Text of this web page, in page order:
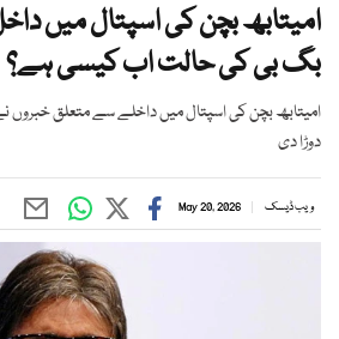
امیتابھ بچن کی اسپتال میں
بگ بی کی حالت اب کیسی ہے؟
امیتابھ بچن کی اسپتال میں داخلے سے متعلق
دوڑا دی
ویب ڈیسک May 20, 2026